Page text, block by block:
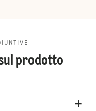
prodotto